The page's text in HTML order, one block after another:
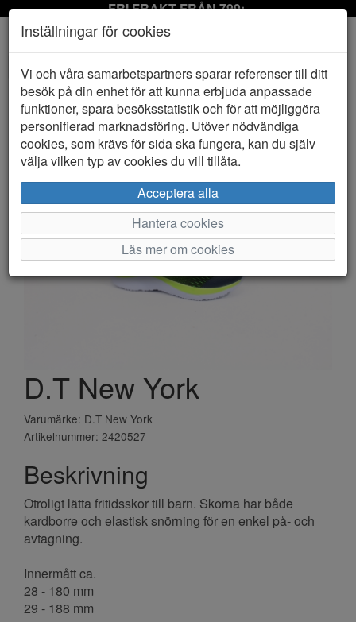
FRI FRAKT FRÅN 799:-
Toggle
navigation
HEM D.T NEW YORK
D.T New York
Varumärke: D.T New York
Artikelnummer: 2420527
Beskrivning
Otroligt lätta fritidsskor till barn. Skorna har både
kardborre och elastisk snörning för en enkel på- och
avtagning.
Innermått ca.
28 - 180 mm
29 - 188 mm
Inställningar för cookies
Vi och våra samarbetspartners sparar referenser till ditt
besök på din enhet för att kunna erbjuda anpassade
funktioner, spara besöksstatistik och för att möjliggöra
personifierad marknadsföring. Utöver nödvändiga
cookies, som krävs för sida ska fungera, kan du själv
välja vilken typ av cookies du vill tillåta.
Acceptera alla
Hantera cookies
Läs mer om cookies